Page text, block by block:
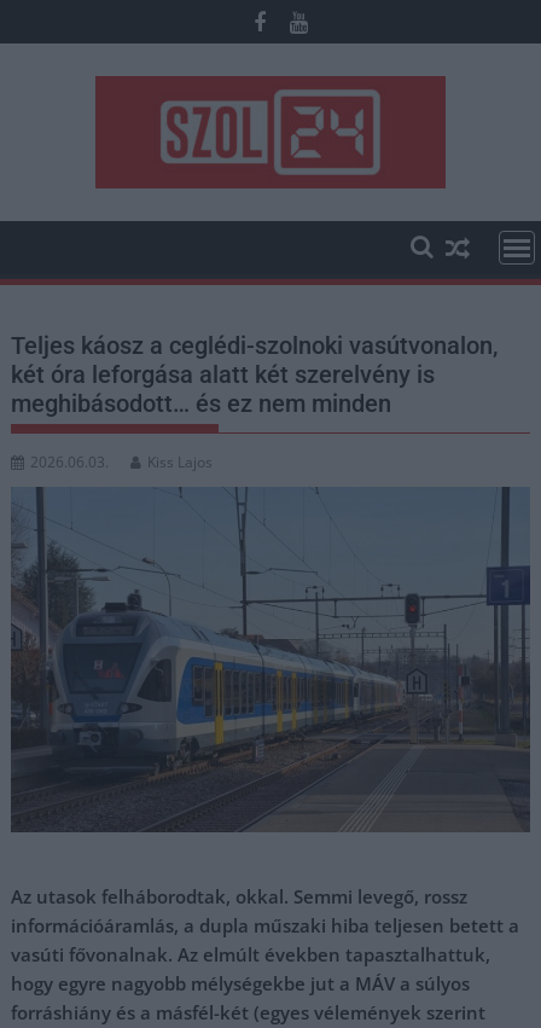
to
Teljes káosz a ceglédi-szolnoki vasútvonalon,
két óra leforgása alatt két szerelvény is
meghibásodott… és ez nem minden
2026.06.03. Kiss Lajos
Az utasok felháborodtak, okkal. Semmi levegő, rossz
információáramlás, a dupla műszaki hiba teljesen betett a
vasúti fővonalnak. Az elmúlt években tapasztalhattuk,
hogy egyre nagyobb mélységekbe jut a MÁV a súlyos
forráshiány és a másfél-két (egyes vélemények szerint